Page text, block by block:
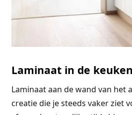
Laminaat in de keuken
Laminaat aan de wand van het
creatie die je steeds vaker ziet